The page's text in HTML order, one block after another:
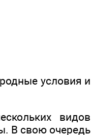
условия и
видов
В свою очередь